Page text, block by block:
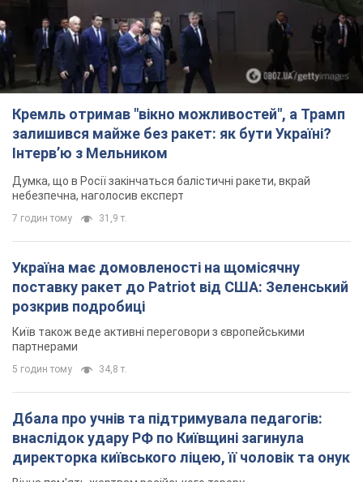
Кремль отримав "вікно можливостей", а Трамп
залишився майже без ракет: як бути Україні?
Інтерв’ю з Мельником
Думка, що в Росії закінчаться балістичні ракети, вкрай
небезпечна, наголосив експерт
7 годин тому 31,9 т.
Україна має домовленості на щомісячну
поставку ракет до Patriot від США: Зеленський
розкрив подробиці
Київ також веде активні переговори з європейськими
партнерами
5 годин тому 34,8 т.
Дбала про учнів та підтримувала педагогів:
внаслідок удару РФ по Київщині загинула
директорка київського ліцею, її чоловік та онук